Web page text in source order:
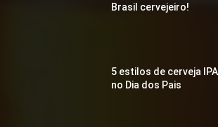
Brasil cervejeiro!
5 estilos de cerveja
no Dia dos Pais